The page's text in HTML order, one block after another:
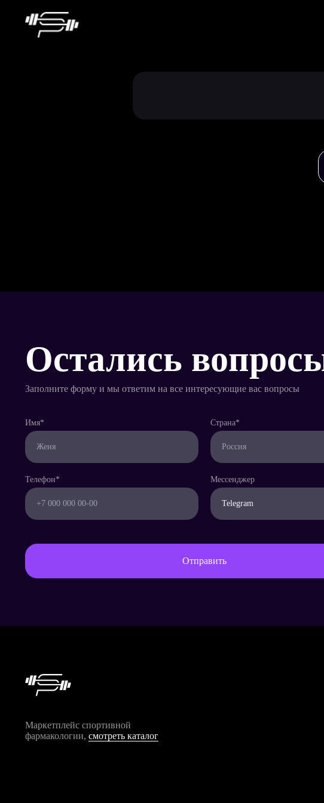
Остались
Заполните форму и мы ответим на все интересующие вас вопросы
Имя* Страна*
Телефон* Мессенджер
Отправить
Маркетплейс спортивной
фармакологии, смотреть каталог